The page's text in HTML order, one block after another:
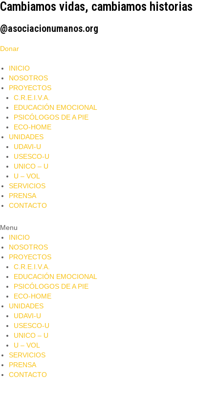
Cambiamos vidas, cambiamos historias
@asociacionumanos.org
Donar
INICIO
NOSOTROS
PROYECTOS
C.R.E.I.V.A.
EDUCACIÓN EMOCIONAL
PSICÓLOGOS DE A PIE​
ECO-HOME
UNIDADES
UDAVI-U
USESCO-U
UNICO – U
U – VOL
SERVICIOS
PRENSA
CONTACTO
Menu
INICIO
NOSOTROS
PROYECTOS
C.R.E.I.V.A.
EDUCACIÓN EMOCIONAL
PSICÓLOGOS DE A PIE​
ECO-HOME
UNIDADES
UDAVI-U
USESCO-U
UNICO – U
U – VOL
SERVICIOS
PRENSA
CONTACTO